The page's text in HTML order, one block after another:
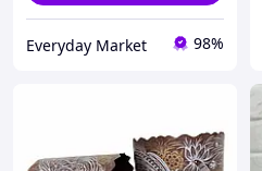
Everyday Market 98%